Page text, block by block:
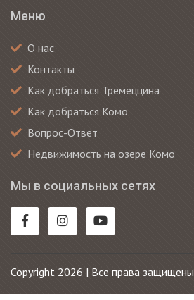
Меню
О нас
Контакты
Как добраться Тремеццина
Как добраться Комо
Вопрос-Ответ
Недвижимость на озере Комо
Мы в социальных сетях
Copyright 2026 | Все права защищены